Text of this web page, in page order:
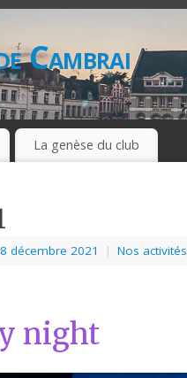
Cambrai
La genèse du club
décembre 2021 | Nos activités
night